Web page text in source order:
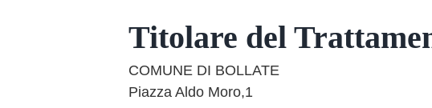
Titolare del
COMUNE DI BOLLATE
Piazza Aldo Moro,1